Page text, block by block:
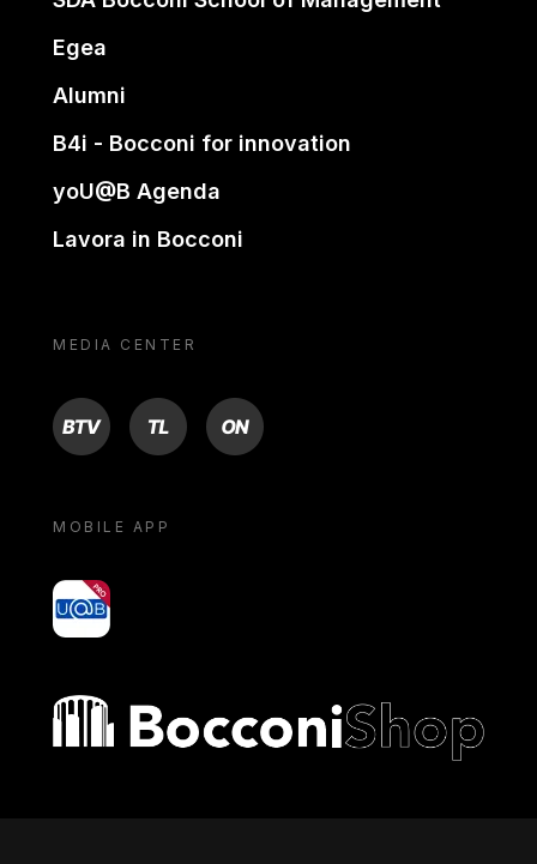
Egea
Alumni
B4i - Bocconi for innovation
yoU@B Agenda
Lavora in Bocconi
MEDIA CENTER
BTV TL ON
MOBILE APP
yoU@B
Bocconi shop